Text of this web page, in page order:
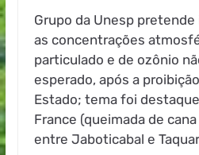
Grupo da Unesp
as concentrações
particulado e de ozônio
esperado, após a
Estado; tema foi destaque
France (queimada de
entre Jaboticabal e